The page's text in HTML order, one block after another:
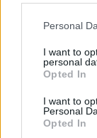
Personal
I want to
personal
Opted In
I want to
Personal
Opted In